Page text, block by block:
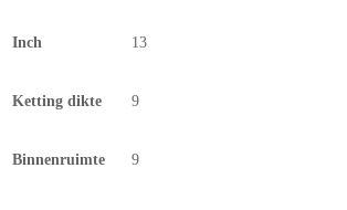
Inch 13
Ketting dikte 9
Binnenruimte 9